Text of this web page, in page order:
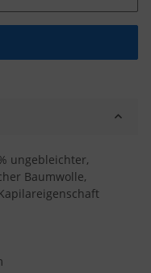
ungebleichter,
Baumwolle,